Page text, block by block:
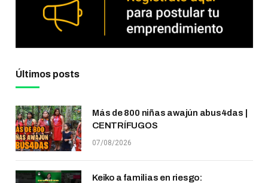
Últimos posts
Más de 800 niñas awajún abus4das |
CENTRÍFUGOS
07/08/2026
Keiko a familias en riesgo: